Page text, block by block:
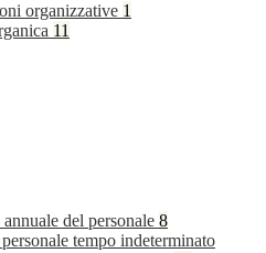
organizzative 1
11
del personale 8
tempo indeterminato